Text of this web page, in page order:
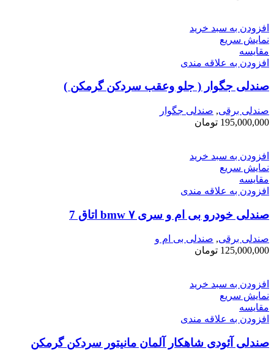
افزودن به سبد خرید
نمایش سریع
مقايسه
افزودن به علاقه مندی
صندلی جگوار ( جلو وعقب سردکن گرمکن )
صندلی برقی, صندلی جگوار
195,000,000 تومان
افزودن به سبد خرید
نمایش سریع
مقايسه
افزودن به علاقه مندی
صندلی خودرو بی ام و سری ۷ bmw اتاق ‌7
صندلی برقی, صندلی بی ام و
125,000,000 تومان
افزودن به سبد خرید
نمایش سریع
مقايسه
افزودن به علاقه مندی
صندلی آئودی شاهکار آلمان مانیتور سردکن گرمکن